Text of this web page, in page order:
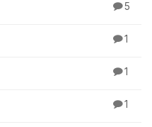
5
1
1
1